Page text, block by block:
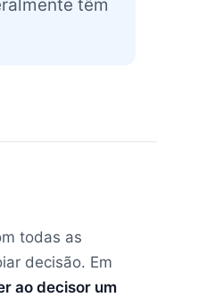
têm
todas as
decisão. Em
ao decisor um